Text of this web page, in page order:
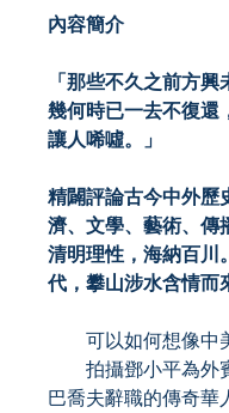
內容簡介
「那些不久之前方
幾何時已一去不復還
讓人唏噓。」
精闢評論古今中外歷
濟、文學、藝術、傳
清明理性，海納百川
代，攀山涉水含情而
可以如何想像中
拍攝鄧小平為外
巴喬夫辭職的傳奇華